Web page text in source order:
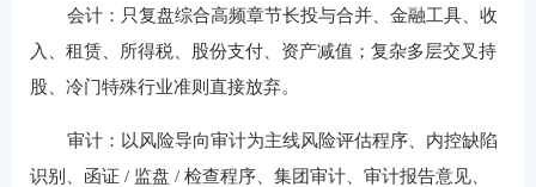
会计：只复盘综合高频章节长投与合并、金融工具、收
入、租赁、所得税、股份支付、资产减值；复杂多层交叉持
股、冷门特殊行业准则直接放弃。
审计：以风险导向审计为主线风险评估程序、内控缺陷
识别、函证 / 监盘 / 检查程序、集团审计、审计报告意见、